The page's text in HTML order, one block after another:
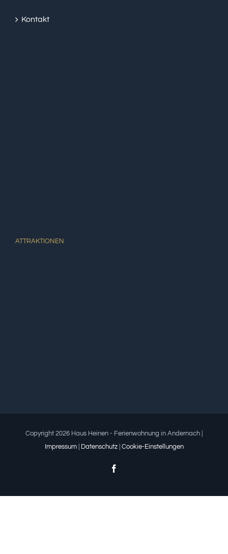
Kontakt
ATTRAKTIONEN
Copyright 2026 Haus Heinen - Ferienwohnung in Andernach |
Impressum| Datenschutz| Cookie-Einstellungen